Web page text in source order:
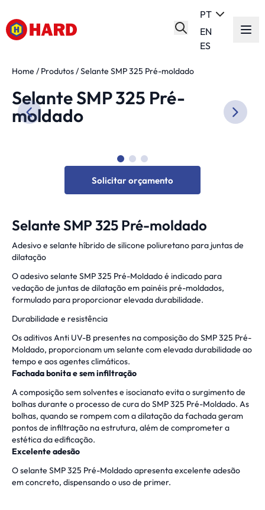
PT
EN
ES
Home / Produtos/Selante SMP 325 Pré-moldado
Selante SMP 325 Pré-
moldado
Solicitar orçamento
Selante SMP 325 Pré-moldado
Adesivo e selante híbrido de silicone poliuretano para juntas de
dilatação
O adesivo selante SMP 325 Pré-Moldado é indicado para
vedação de juntas de dilatação em painéis pré-moldados,
formulado para proporcionar elevada durabilidade.
Durabilidade e resistência
Os aditivos Anti UV-B presentes na composição do SMP 325 Pré-
Moldado, proporcionam um selante com elevada durabilidade ao
tempo e aos agentes climáticos.
Fachada bonita e sem infiltração
A composição sem solventes e isocianato evita o surgimento de
bolhas durante o processo de cura do SMP 325 Pré-Moldado. As
bolhas, quando se rompem com a dilatação da fachada geram
pontos de infiltração na estrutura, além de comprometer a
estética da edificação.
Excelente adesão
O selante SMP 325 Pré-Moldado apresenta excelente adesão
em concreto, dispensando o uso de primer.